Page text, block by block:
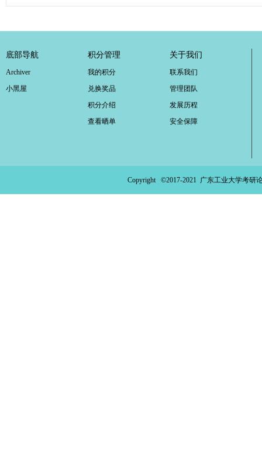
底部导航
Archiver
小黑屋
积分管理
我的积分
兑换奖品
积分介绍
查看晒单
关于我们
联系我们
管理团队
发展历程
安全保障
Copyright ©2017-2021 广东工业大学考研